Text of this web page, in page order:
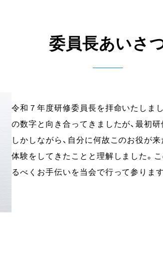
委員長あいさ
令和７年度研修委員長を拝命いたしま
の数字と向き合ってきましたが、最初
しかしながら、自分に何故このお役が
体験をしてきたことと理解しました。
るべくお手伝いを当会で行って参ります